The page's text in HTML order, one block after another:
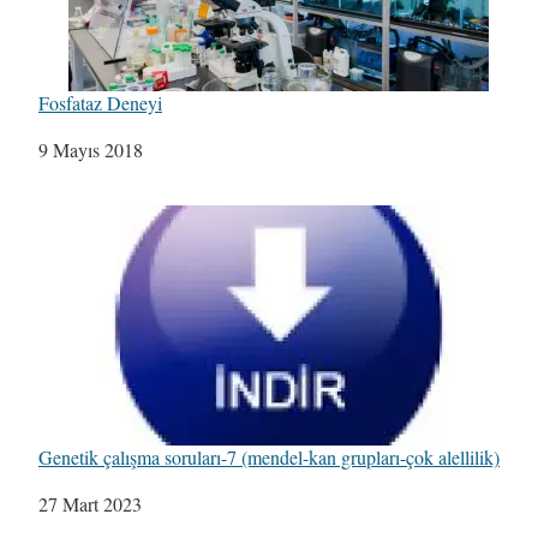
Fosfataz Deneyi
Tarih
9 Mayıs 2018
Genetik çalışma soruları-7 (mendel-kan grupları-çok alellilik)
Tarih
27 Mart 2023